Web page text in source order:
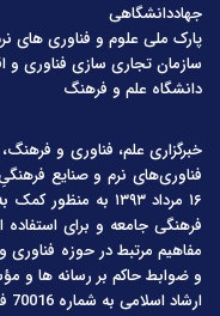
جهاددانشگاهی
پارک ملی علوم و فناوری های
سازمان تجاری سازی فناوری و
دانشگاه علم و فرهنگ
خبرگزاری علم، فناوری و
فناوری‌های نرم و صنایع
۱۶ مرداد ۱۳۹۳ به
فرهنگی جامعه و برای
مفاهیم مرتبط در حوزه
و ضوابط حاکم بر رسانه ها و
ارشاد اسلامی به شماره 70016 فعالیت خود را آغاز کرده است.